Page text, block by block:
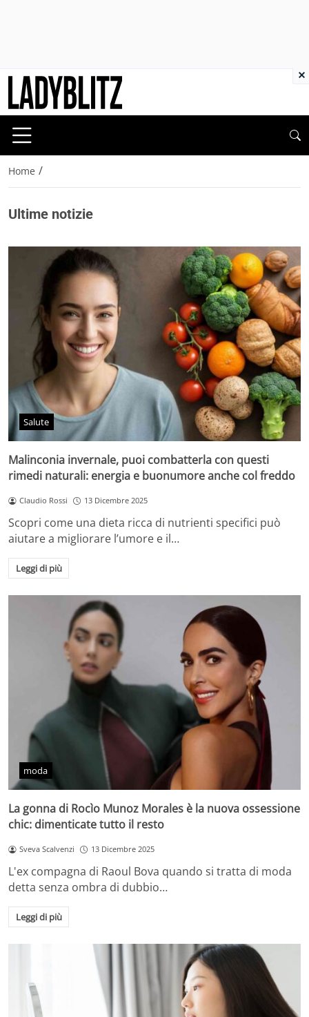
Home /
Ultime notizie
Salute
Malinconia invernale, puoi combatterla con questi
rimedi naturali: energia e buonumore anche col freddo
Claudio Rossi 13 Dicembre 2025
Scopri come una dieta ricca di nutrienti specifici può
aiutare a migliorare l’umore e il…
Leggi di più
moda
La gonna di Rocìo Munoz Morales è la nuova ossessione
chic: dimenticate tutto il resto
Sveva Scalvenzi 13 Dicembre 2025
L'ex compagna di Raoul Bova quando si tratta di moda
detta senza ombra di dubbio…
Leggi di più
×